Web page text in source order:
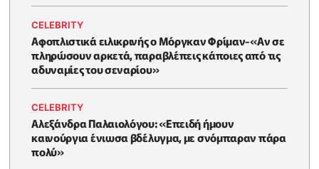
CELEBRITY
Αφοπλιστικά ειλικρινής ο Μόργκαν Φρίμαν-«Αν σε
πληρώσουν αρκετά, παραβλέπεις κάποιες από τις
αδυναμίες του σεναρίου»
CELEBRITY
Αλεξάνδρα Παλαιολόγου: «Επειδή ήμουν
καινούργια ένιωσα βδέλυγμα, με σνόμπαραν πάρα
πολύ»